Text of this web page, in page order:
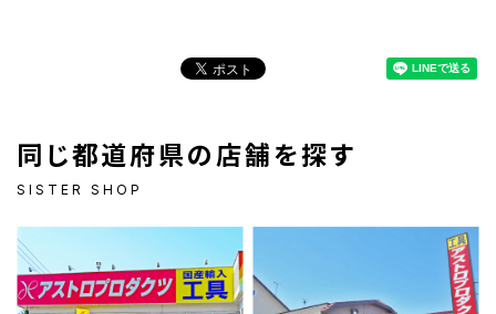
同じ都道府県の店舗を探す
SISTER SHOP